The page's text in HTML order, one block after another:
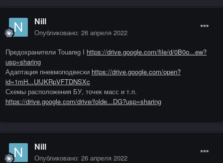
Nill
Опубликовано: 26 апреля 2022
Предохранители Touareg I https://drive.google.com/file/d/0B0o...ew?
usp=sharing
Адаптация пневмоподвески https://drive.google.com/open?
id=1mH...UfJKRpVFTDNSXc
Схемы расположения БУ, точек масс и т.п.
https://drive.google.com/drive/folde...DG?usp=sharing
Nill
Опубликовано: 26 апреля 2022